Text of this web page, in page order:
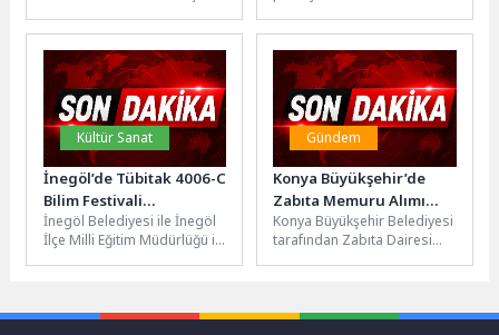
Üyesi Ayşenur Turan,
dondurma veya...
Soleil, 10 yıl aradan
sonra OVO gösterisiyle
İstanbul seyircisiyle
buluştu. Tatlı...
Kültür Sanat
İnegöl’de Tübitak 4006-C
Bilim Festivali
Gerçekleştirildi
İnegöl Belediyesi ile İnegöl
İlçe Milli Eğitim Müdürlüğü iş
Gündem
Konya Büyükşehir’de
Zabıta Memuru Alımı
İçin Başvurular Devam
Ediyor
Konya Büyükşehir Belediyesi
tarafından Zabıta Dairesi